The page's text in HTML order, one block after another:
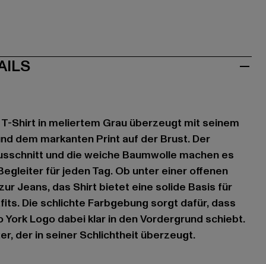
T-Shirt in meliertem Grau überzeugt mit seinem
dem markanten Print auf der Brust. Der
und die weiche Baumwolle machen es
für jeden Tag. Ob unter einer offenen
Jeans, das Shirt bietet eine solide Basis für
Die schlichte Farbgebung sorgt dafür, dass
York Logo dabei klar in den Vordergrund schiebt.
der in seiner Schlichtheit überzeugt.